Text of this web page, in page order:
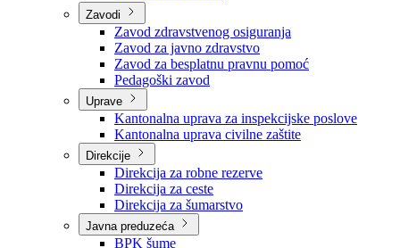
Centar za socijalni rad
Dom za stara i iznemogla lica
Kantonalna bolnica
Zavodi
Zavod zdravstvenog osiguranja
Zavod za javno zdravstvo
Zavod za besplatnu pravnu pomoć
Pedagoški zavod
Uprave
Kantonalna uprava za inspekcijske poslove
Kantonalna uprava civilne zaštite
Direkcije
Direkcija za robne rezerve
Direkcija za ceste